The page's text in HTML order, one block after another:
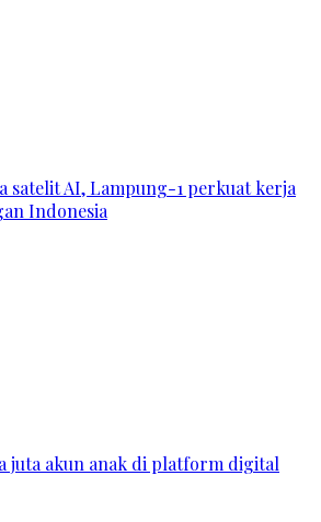
satelit AI, Lampung-1 perkuat kerja
Indonesia
juta akun anak di platform digital